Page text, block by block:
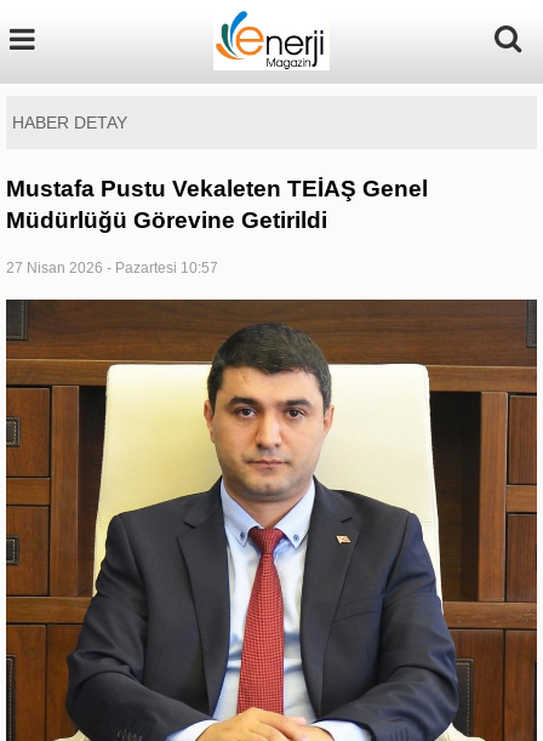
HABER DETAY
Mustafa Pustu Vekaleten TEİAŞ Genel
Müdürlüğü Görevine Getirildi
27 Nisan 2026 - Pazartesi 10:57